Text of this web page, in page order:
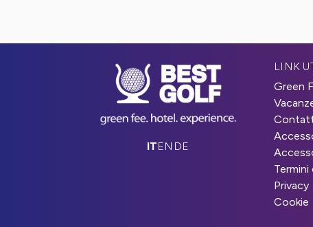
ITEN DE
LINK
Green
Privacy
Cookie